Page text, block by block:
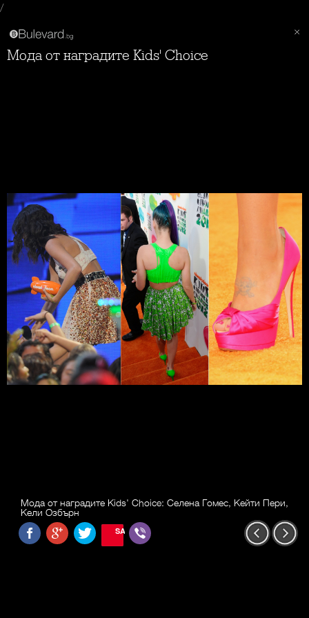
/
Мода от наградите Kids' Choice
Мода от наградите Kids' Choice: Селена Гомес, Кейти Пери,
Кели Озбърн
SAVE